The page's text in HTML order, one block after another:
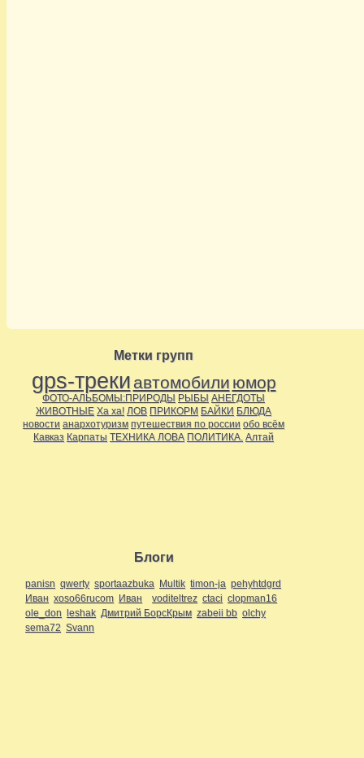
Метки групп
gps-треки автомобили юмор
ФОТО-АЛЬБОМЫ:ПРИРОДЫ РЫБЫ АНЕГДОТЫ
ЖИВОТНЫЕ Ха ха! ЛОВ ПРИКОРМ БАЙКИ БЛЮДА
новости анархотуризм путешествия по россии обо всём
Кавказ Карпаты ТЕХНИКА ЛОВА ПОЛИТИКА. Алтай
Блоги
panisn qwerty sportaazbuka Multik timon-ja pehyhtdgrd
Иван xoso66rucom Иван voditeltrez ctaci clopman16
ole_don leshak Дмитрий БорсКрым zabeii bb olchy
sema72 Svann